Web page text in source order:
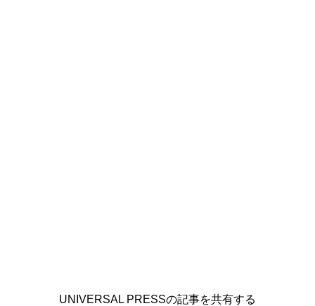
UNIVERSAL PRESSの記事を共有する